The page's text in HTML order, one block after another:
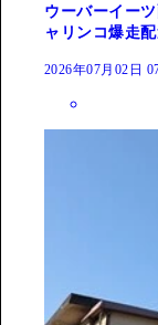
ウーバーイー
ャリンコ爆走配
2026年07月02日